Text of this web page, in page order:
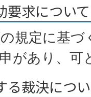
要求について
規定に基づ
があり、可
る裁決につ